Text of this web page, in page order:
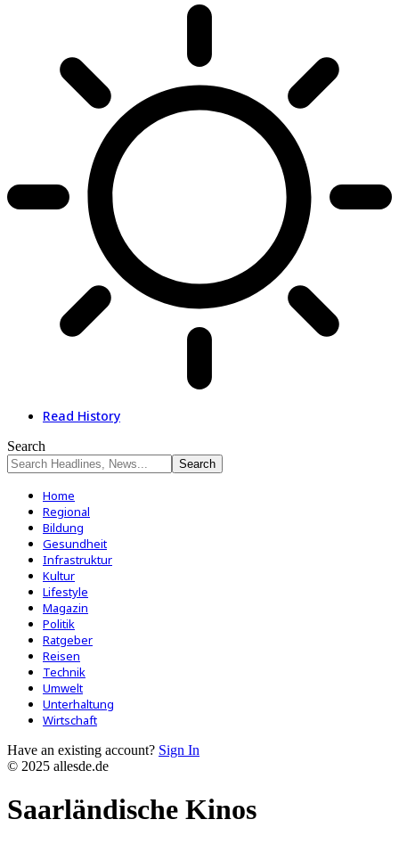
Read History
Search
Home
Regional
Bildung
Gesundheit
Infrastruktur
Kultur
Lifestyle
Magazin
Politik
Ratgeber
Reisen
Technik
Umwelt
Unterhaltung
Wirtschaft
Have an existing account? Sign In
© 2025 allesde.de
Saarländische Kinos